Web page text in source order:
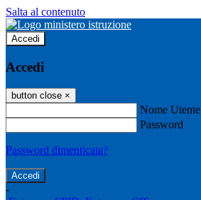
Salta al contenuto
Accedi
Accedi
button close ×
Nome Utente
Password
Password dimenticata?
-